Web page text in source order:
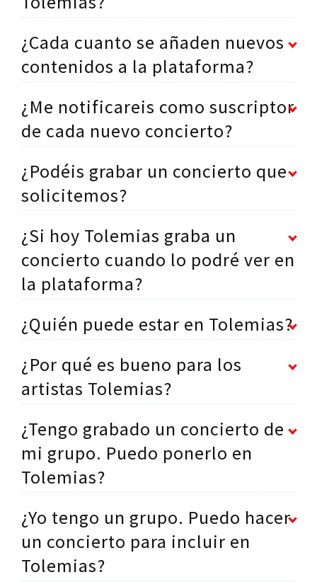
¿Cada cuanto se añaden nuevos
contenidos a la plataforma?
¿Me notificareis como suscriptor
de cada nuevo concierto?
¿Podéis grabar un concierto que
solicitemos?
¿Si hoy Tolemias graba un
concierto cuando lo podré ver en
la plataforma?
¿Quién puede estar en Tolemias?
¿Por qué es bueno para los
artistas Tolemias?
¿Tengo grabado un concierto de
mi grupo. Puedo ponerlo en
Tolemias?
¿Yo tengo un grupo. Puedo hacer
un concierto para incluir en
Tolemias?